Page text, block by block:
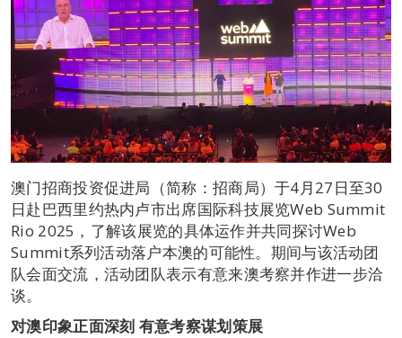
澳门招商投资促进局（简称：招商局）于4月27日至30
日赴巴西里约热内卢市出席国际科技展览Web Summit
Rio 2025，了解该展览的具体运作并共同探讨Web
Summit系列活动落户本澳的可能性。期间与该活动团
队会面交流，活动团队表示有意来澳考察并作进一步洽
谈。
对澳印象正面深刻 有意考察谋划策展